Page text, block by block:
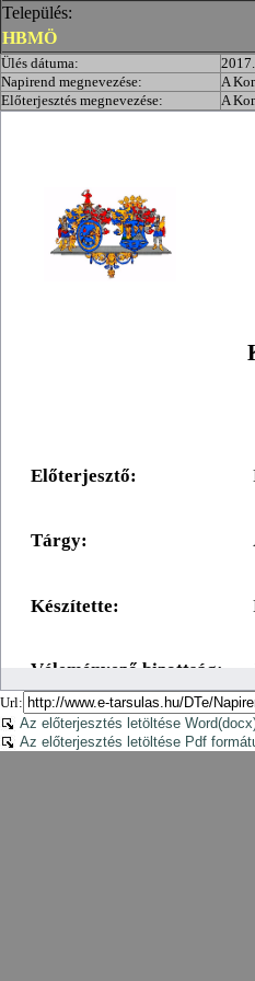
Település:
HBMÖ
Ülés dátuma:
Napirend megnevezése:
A
Előterjesztés megnevezése:
A
Url:
Az előterjesztés letöltése
Az előterjesztés letöltése Pdf